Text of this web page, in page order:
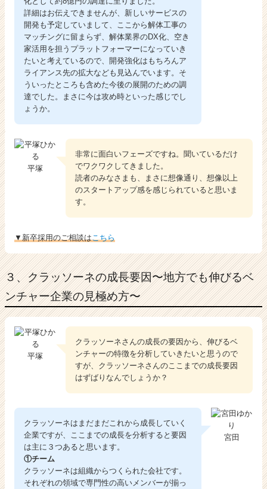
詳細はお伝えできませんが、新しいサービスの
開発も予定していまして、ここから解体工事の
マッチングに留まらず、解体業界のDX化、空き
家活用を担うプラットフォーマーになっていき
たいと考えているので、開発強化はもちろんア
ライアンス先の拡大なども見込んでいます。そ
ういったところも含めた今後の展開のための調
達でした。まさに今は攻め時といった感じでし
ょうか。
平塚
非常に面白いフェーズですね。聞いているだけ
でワクワクしてきました。
読者のみなさまも、まさに想像通り、想像以上
のスタートアップ感を感じられていると思いま
す。
▼新卒採用のご相談は こちら
３、クラッソーネの成長要因〜地方でも伸びるベ
ンチャー企業の見極め方〜
平塚
クラッソーネさんの成長の要因から、伸びるベ
ンチャーの特徴を分析していきたいと思うので
すが、クラッソーネさんのここまでの成長要因
はずばりなんでしょうか？
宮田
クラッソーネはまだまだこれから成長していく
企業ですが、ここまでの成長を分析すると要因
は主に３つあると思います。
①チーム
クラッソーネは組織からつくられた会社です。
それぞれの領域で専門性の高いメンバーが揃っ